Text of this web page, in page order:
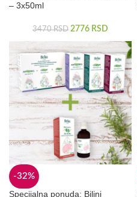
– 3x50ml
3470RSD 2776 RSD
-32%
Specijalna ponuda: Biljni